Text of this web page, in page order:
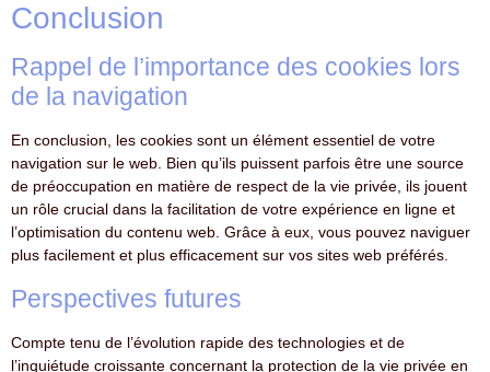
Conclusion
Rappel de l’importance des cookies lors
de la navigation
En conclusion, les cookies sont un élément essentiel de votre
navigation sur le web. Bien qu’ils puissent parfois être une source
de préoccupation en matière de respect de la vie privée, ils jouent
un rôle crucial dans la facilitation de votre expérience en ligne et
l’optimisation du contenu web. Grâce à eux, vous pouvez naviguer
plus facilement et plus efficacement sur vos sites web préférés.
Perspectives futures
Compte tenu de l’évolution rapide des technologies et de
l’inquiétude croissante concernant la protection de la vie privée en